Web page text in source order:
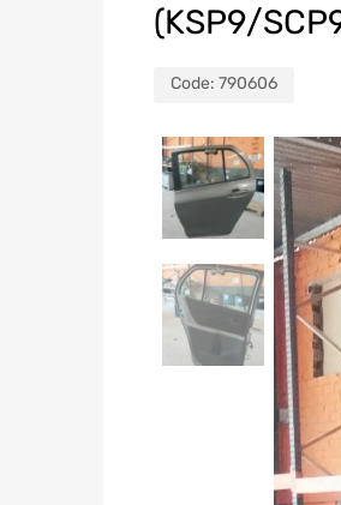
(KSP9/
Code: 790606